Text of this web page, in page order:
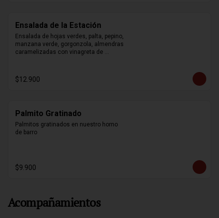
Ensalada de la Estación
Ensalada de hojas verdes, palta, pepino,
manzana verde, gorgonzola, almendras
caramelizadas con vinagreta de
$12.900
Palmito Gratinado
Palmitos gratinados en nuestro horno
de barro
$9.900
Acompañamientos